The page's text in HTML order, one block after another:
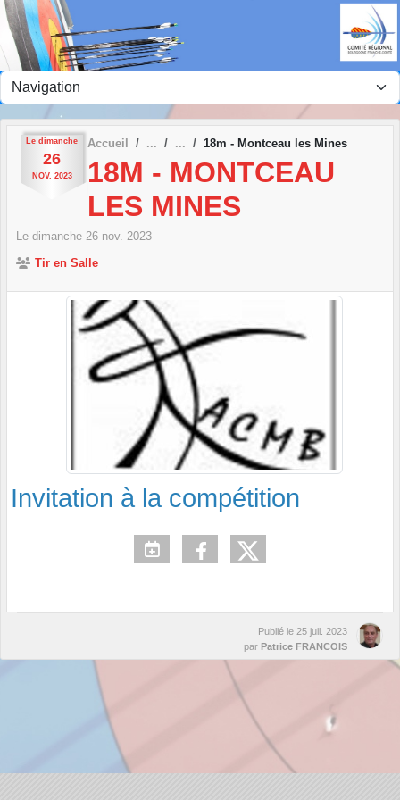
Le dimanche
26
NOV. 2023
Accueil 18m - Montceau les Mines
18M - MONTCEAU
LES MINES
Le dimanche 26 nov. 2023
Tir en Salle
Invitation à la compétition
Publié le 25 juil. 2023
par Patrice FRANCOIS
Panneau de gestion des cookies